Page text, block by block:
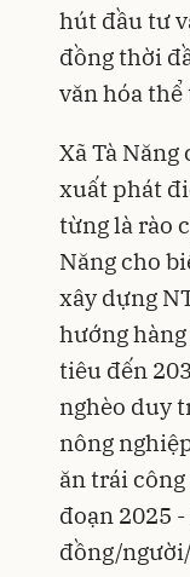
hút đầu tư
đồng thời
văn hóa
Xã Tà
xuất phát
từng là rào
Năng cho
xây dựng
hướng
tiêu đến
nghèo duy
nông
ăn trái
đoạn 2025
đồng/